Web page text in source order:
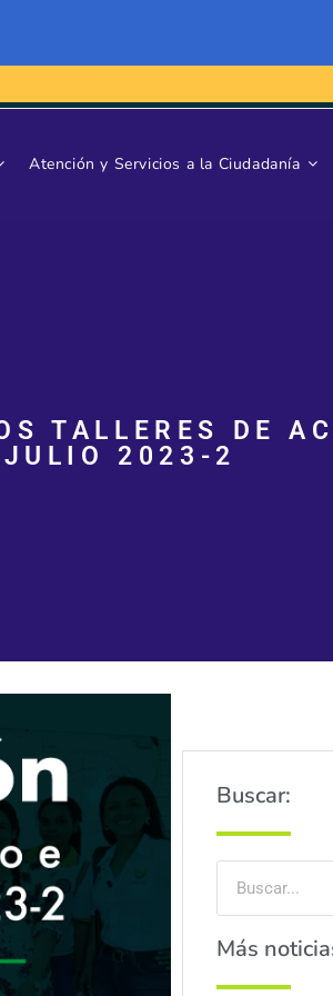
Atención y Servicios a la Ciudadanía
TALLERES DE
JULIO 2023-2
Buscar:
Más